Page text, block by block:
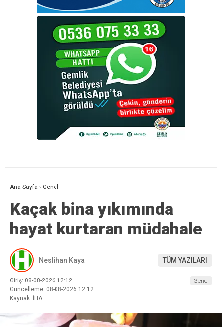
Ana Sayfa › Genel
Kaçak bina yıkımında
hayat kurtaran müdahale
Neslihan Kaya TÜM YAZILARI
Giriş: 08-08-2026 12:12
Güncelleme: 08-08-2026 12:12
Kaynak: İHA
Genel